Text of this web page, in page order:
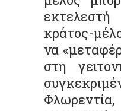
κράτος-
να
στη